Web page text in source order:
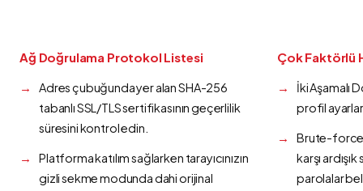
Ağ Doğrulama Protokol Listesi
Adres çubuğunda yer alan SHA-256
tabanlı SSL/TLS sertifikasının geçerlilik
süresini kontrol edin.
Platforma katılım sağlarken tarayıcınızın
gizli sekme modunda dahi orijinal
Çok Faktörlü
İki Aşamalı
profil
Brute-force
karşı
parolalar